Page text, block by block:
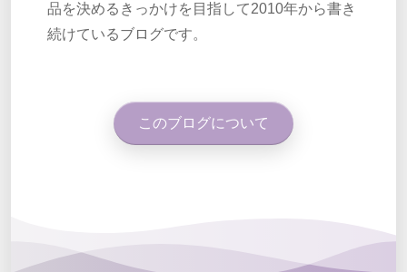
品を決めるきっかけを目指して2010年から書き
続けているブログです。
このブログについて